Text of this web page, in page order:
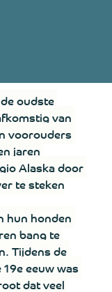
oudste
van
voorouders
jaren
Alaska door
te steken
hun honden
bang te
Tijdens de
eeuw was
dat veel